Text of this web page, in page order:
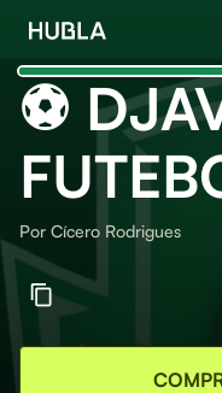
⚽
Por Cícero Rodrigues